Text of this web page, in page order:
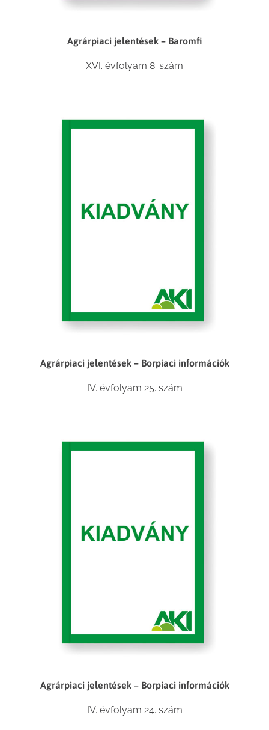
Agrárpiaci jelentések – Baromfi
XVI. évfolyam 8. szám
Agrárpiaci jelentések – Borpiaci információk
IV. évfolyam 25. szám
Agrárpiaci jelentések – Borpiaci információk
IV. évfolyam 24. szám